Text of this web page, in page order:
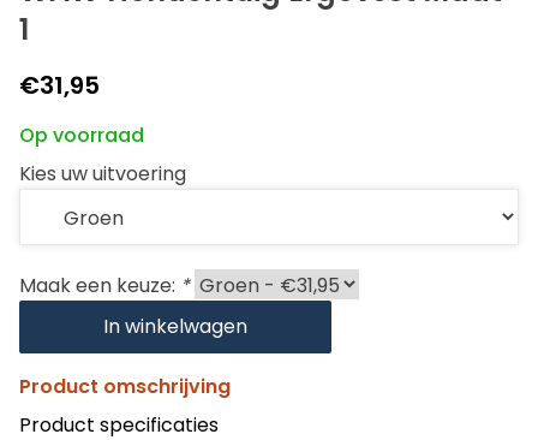
1
€31,95
Op voorraad
Kies uw uitvoering
Maak een keuze: *
In winkelwagen
Product omschrijving
Product specificaties